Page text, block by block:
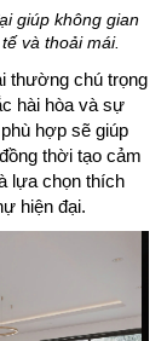
giúp không gian
và thoải mái.
thường chú trọng
hài hòa và sự
hợp sẽ giúp
thời tạo cảm
lựa chọn thích
hiện đại.